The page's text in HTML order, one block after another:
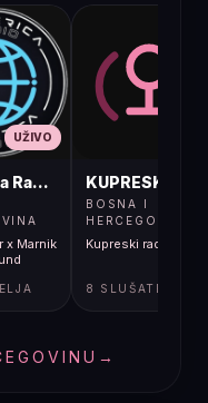
UŽIVO
S1
x Marnik
BOSNA I
HERCEGOVINA
Kupreski radio
8 SLUŠATELJA
→